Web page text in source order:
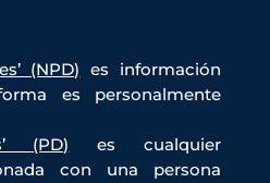
(NPD) es información
es personalmente
(PD)
es cualquier
con una persona